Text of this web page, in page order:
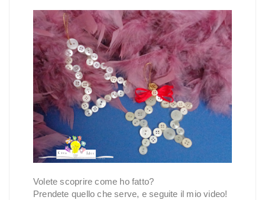
Volete scoprire come ho fatto?
Prendete quello che serve, e seguite il mio video!